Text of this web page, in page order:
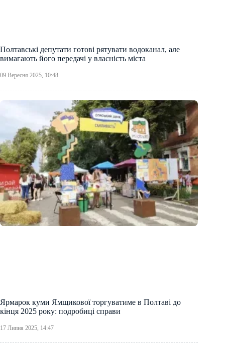
Полтавські депутати готові рятувати водоканал, але
вимагають його передачі у власність міста
09 Вересня 2025, 10:48
Ярмарок куми Ямщикової торгуватиме в Полтаві до
кінця 2025 року: подробиці справи
17 Липня 2025, 14:47